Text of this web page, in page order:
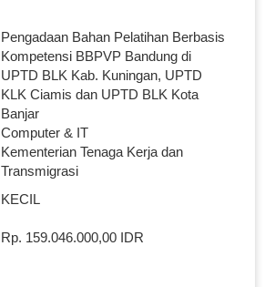
Pengadaan Bahan Pelatihan Berbasis
Kompetensi BBPVP Bandung di
UPTD BLK Kab. Kuningan, UPTD
KLK Ciamis dan UPTD BLK Kota
Banjar
Computer & IT
Kementerian Tenaga Kerja dan
Transmigrasi
KECIL
Rp. 159.046.000,00 IDR